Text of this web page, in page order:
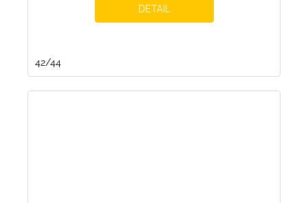
DETAIL
42/44